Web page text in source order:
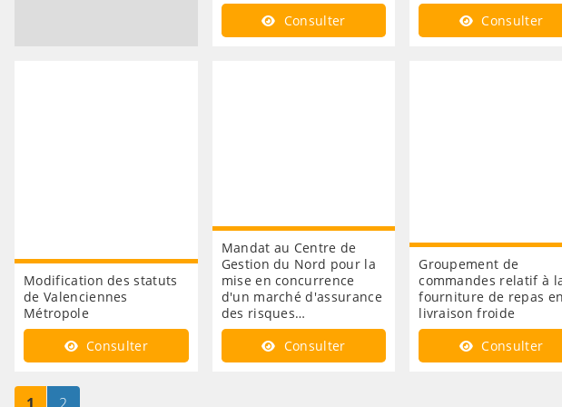
Consulter
Consulter
Modification des statuts
de Valenciennes
Métropole
Consulter
Mandat au Centre de
Gestion du Nord pour la
mise en concurrence
d'un marché d'assurance
des risques…
Consulter
Groupement de
commandes relatif à
fourniture de repas en
livraison froide
Consulter
Page
sur 2Page